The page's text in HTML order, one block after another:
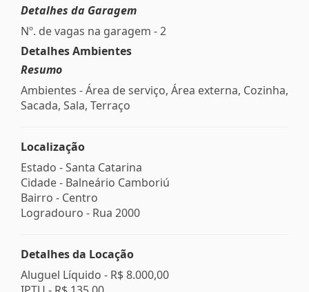
Detalhes da Garagem
Nº. de vagas na garagem - 2
Detalhes Ambientes
Resumo
Ambientes - Área de serviço, Área externa, Cozinha,
Sacada, Sala, Terraço
Localização
Estado -Santa Catarina
Cidade - Balneário Camboriú
Bairro - Centro
Logradouro - Rua 2000
Detalhes da Locação
Aluguel Líquido - R$ 8.000,00